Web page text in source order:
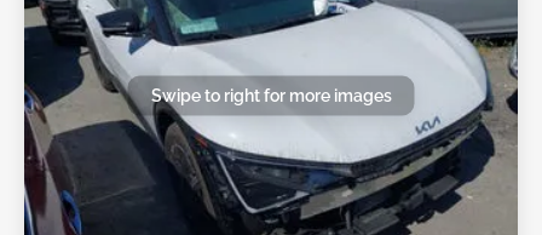
Swipe to right for more images